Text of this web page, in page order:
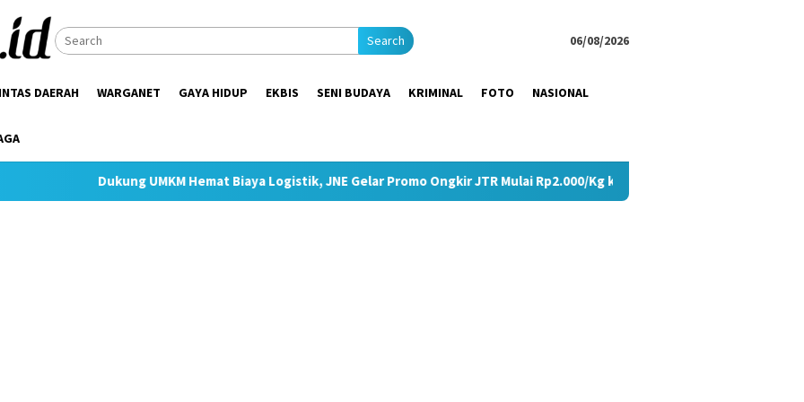
Search 06/08/2026
DAERAH WARGANET GAYA HIDUP EKBIS SENI BUDAYA KRIMINAL FOTO NASIONAL
UMKM Hemat Biaya Logistik, JNE Gelar Promo Ongkir JTR Mulai Rp2.000/Kg ke Seluruh Pulau Jawa